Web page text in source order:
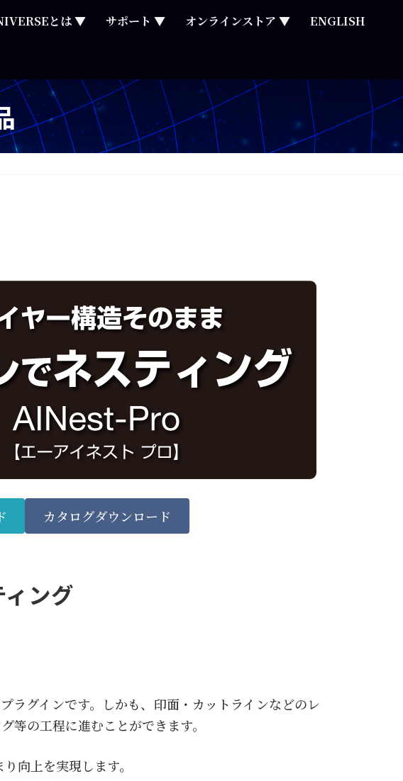
とは ▼ サポート ▼ オンラインストア ▼ ENGLISH
カタログダウンロード
ング
グインです。しかも、印面・カットラインなどのレ
等の工程に進むことができます。
向上を実現します。